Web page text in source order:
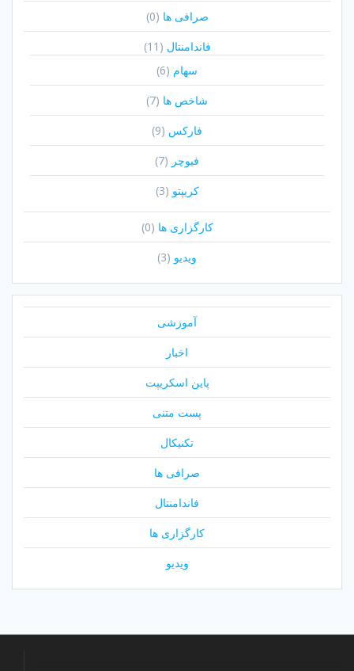
صرافی ها (0)
فاندامنتال (11)
سهام (6)
شاخص ها (7)
فارکس (9)
فیوچر (7)
کریپتو (3)
کارگزاری ها (0)
ویدیو (3)
آموزشی
اخبار
پاین اسکریپت
پست متنی
تکنیکال
صرافی ها
فاندامنتال
کارگزاری ها
ویدیو